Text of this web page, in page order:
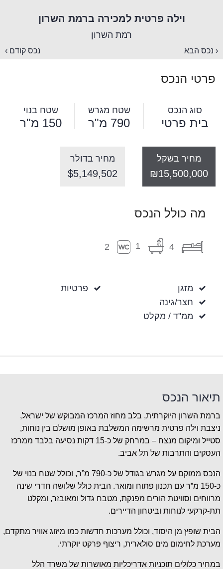
וילה פרטית למכירה ברמת השרון
רמת השרון
‹ נכס הבא נכס קודם ›
פרטי הנכס
סוג הנכס
בית פרטי
שטח מגרש
790 מ"ר
שטח בנוי
150 מ"ר
מחיר בשקל
₪15,500,000
מחיר בדולר
$5,149,502
מה כולל הנכס
4
1
2
מזגן
חצר/גינה
ממ"ד / מקלט
פרטיות
תיאור הנכס
ברמת השרון היוקרתית, בלב מחוז המרכז המבוקש של ישראל,
ניצבת וילה פרטית מרשימה המשלבת באופן מושלם בין נוחות,
סטייל ומיקום מנצח – במרחק של כ-15 דקות נסיעה בלבד ממרכז
העסקים והתרבות של תל אביב.
הנכס ממוקם על מגרש בגודל של כ-790 מ”ר, וכולל שטח בנוי של
כ-150 מ”ר עם תכנון פתוח ומואר. הבית כולל שלושה חדרי שינה
מרווחים וסוויטת הורים מפנקת, מטבח גדול ומאובזר, ומקלט
תת-קרקעי לנוחות וביטחון הדיירים.
הבית שופץ מן היסוד, וכולל מערכות חדשות כמו מיזוג אוויר מתקדם,
מערכת לחימום מים סולארית, ריצוף פרקט יוקרתי.
במחיר כלולים תוכניות אדריכליות מאושרות של משרד הלל